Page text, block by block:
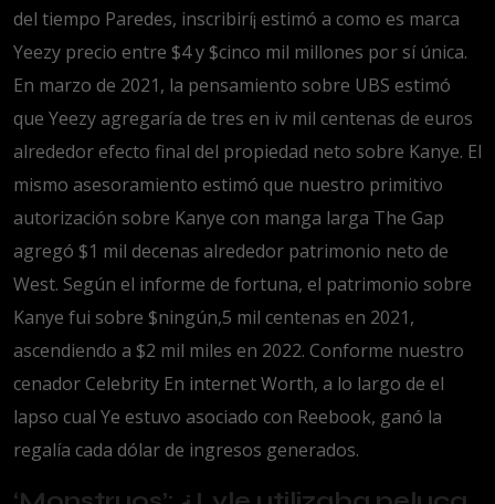
del tiempo Paredes, inscribirí¡ estimó a como es marca
Yeezy precio entre $4 y $cinco mil millones por sí única.
En marzo de 2021, la pensamiento sobre UBS estimó
que Yeezy agregaría de tres en iv mil centenas de euros
alrededor efecto final del propiedad neto sobre Kanye. El
mismo asesoramiento estimó que nuestro primitivo
autorización sobre Kanye con manga larga The Gap
agregó $1 mil decenas alrededor patrimonio neto de
West. Según el informe de fortuna, el patrimonio sobre
Kanye fui sobre $ningún,5 mil centenas en 2021,
ascendiendo a $2 mil miles en 2022. Conforme nuestro
cenador Celebrity En internet Worth, a lo largo de el
lapso cual Ye estuvo asociado con Reebook, ganó la
regalía cada dólar de ingresos generados.